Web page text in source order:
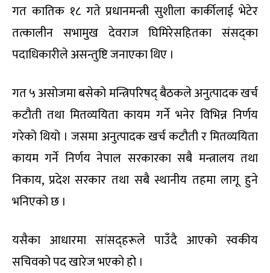
गत कातिक १८ गते प्रधानमन्त्री सुशीला कार्कीलाई भेटेर
तत्कालीन सभामुख देवराज घिमिरेसहितका संसद्का
पदाधिकारीले असन्तुष्टि जनाएका थिए ।
गत ५ असोजमा बसेको मन्त्रिपरिषद् बैठकले अनुत्पादक खर्च
कटौती तथा मितव्ययिता कायम गर्ने भनेर विभिन्न निर्णय
गरेको थियो । जसमा अनुत्पादक खर्च कटौती र मितव्ययिता
कायम गर्ने निर्णय नेपाल सरकारका सबै मन्त्रालय तथा
निकाय, प्रदेश सरकार तथा सबै स्थानीय तहमा लागू हुने
भनिएको छ ।
यसैका आधारमा सांसद्हरूले पाउँदै आएको स्वकीय
सचिवको पद खारेज भएको हो ।